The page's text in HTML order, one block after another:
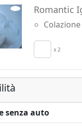
Romantic
x 2
senza auto